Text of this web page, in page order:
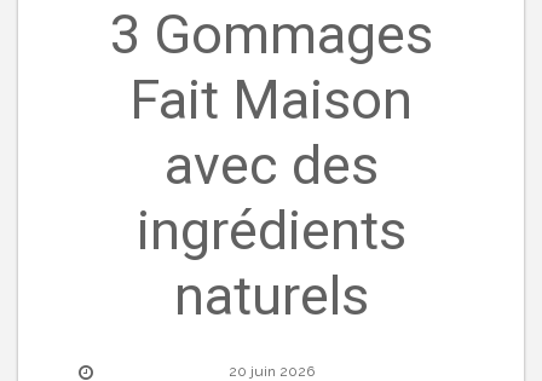
3 Gommages
Fait Maison
avec des
ingrédients
naturels
20 juin 2026